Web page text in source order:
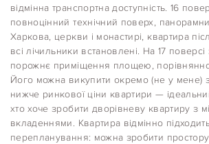
відмінна транспортна доступність. 16
повноцінний технічний поверх,
Харкова, церкви і монастирі, квартира
всі лічильники встановлені. На 17 поверсі
порожнє приміщення площею,
Його можна викупити окремо (не у мене)
нижче ринкової ціни квартири —
хто хоче зробити дворівневу квартиру з
вкладеннями. Квартира відмінно
перепланування: можна зробити